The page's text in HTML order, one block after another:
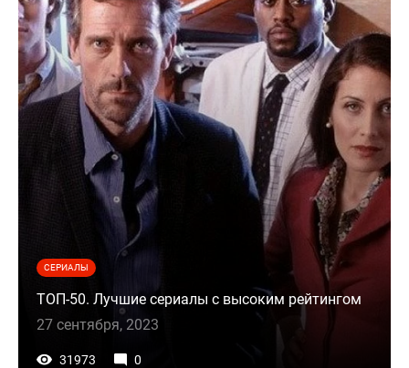
СЕРИАЛЫ
ТОП-50. Лучшие сериалы с высоким рейтингом
27 сентября, 2023
31973 0